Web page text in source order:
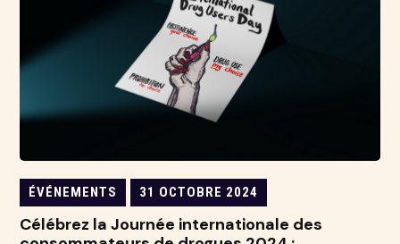
ÉVÉNEMENTS 31 OCTOBRE 2024
Célébrez la Journée internationale des